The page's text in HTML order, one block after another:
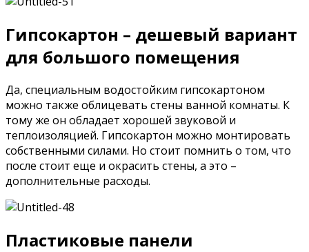
Гипсокартон – дешевый вариант
для большого помещения
Да, специальным водостойким гипсокартоном
можно также облицевать стены ванной комнаты. К
тому же он обладает хорошей звуковой и
теплоизоляцией. Гипсокартон можно монтировать
собственными силами. Но стоит помнить о том, что
после стоит еще и окрасить стены, а это –
дополнительные расходы.
Пластиковые панели